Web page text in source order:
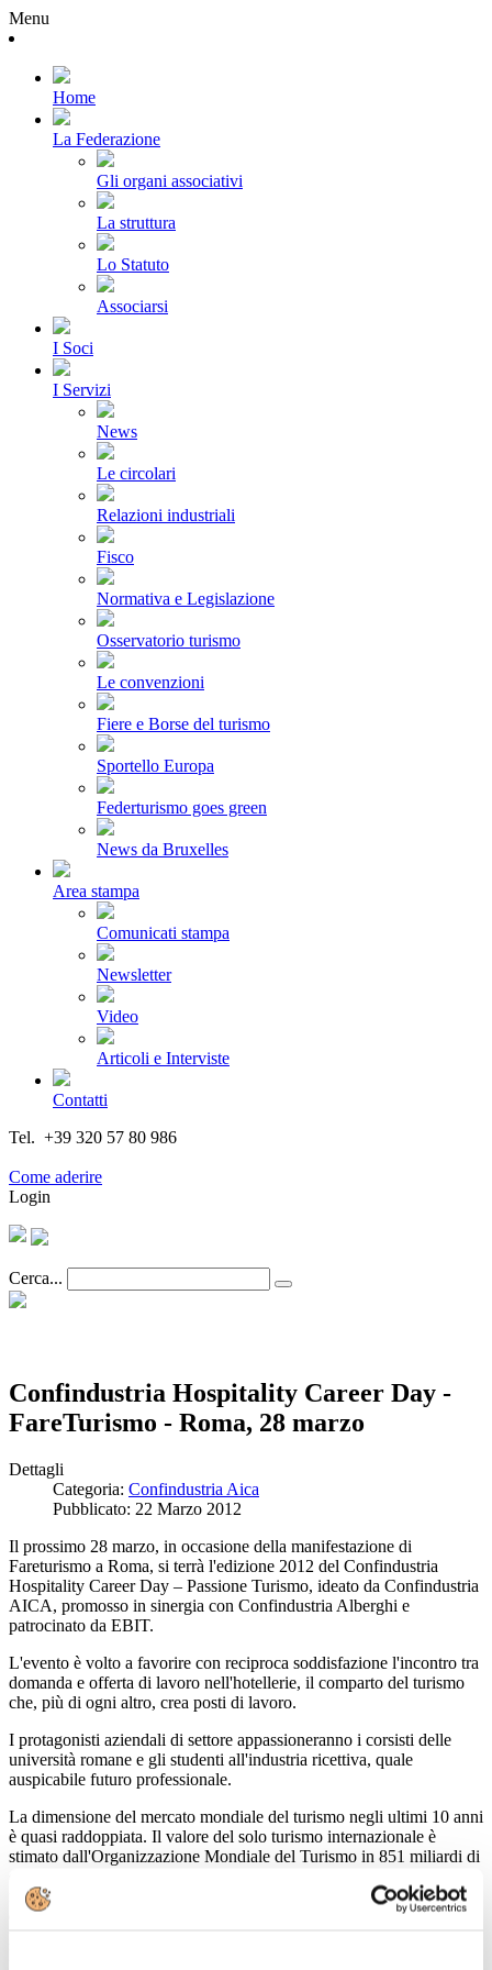
Menu
Home
La Federazione
Gli organi associativi
La struttura
Lo Statuto
Associarsi
I Soci
I Servizi
News
Le circolari
Relazioni industriali
Fisco
Normativa e Legislazione
Osservatorio turismo
Le convenzioni
Fiere e Borse del turismo
Sportello Europa
Federturismo goes green
News da Bruxelles
Area stampa
Comunicati stampa
Newsletter
Video
Articoli e Interviste
Contatti
Tel. +39 320 57 80 986
Come aderire
Login
Cerca...
Confindustria Hospitality Career Day -
FareTurismo - Roma, 28 marzo
Dettagli
Categoria: Confindustria Aica
Pubblicato: 22 Marzo 2012
Il prossimo 28 marzo, in occasione della manifestazione di
Fareturismo a Roma, si terrà l'edizione 2012 del Confindustria
Hospitality Career Day – Passione Turismo, ideato da Confindustria
AICA, promosso in sinergia con Confindustria Alberghi e
patrocinato da EBIT.
L'evento è volto a favorire con reciproca soddisfazione l'incontro tra
domanda e offerta di lavoro nell'hotellerie, il comparto del turismo
che, più di ogni altro, crea posti di lavoro.
I protagonisti aziendali di settore appassioneranno i corsisti delle
università romane e gli studenti all'industria ricettiva, quale
auspicabile futuro professionale.
La dimensione del mercato mondiale del turismo negli ultimi 10 anni
è quasi raddoppiata. Il valore del solo turismo internazionale è
stimato dall'Organizzazione Mondiale del Turismo in 851 miliardi di
imponente, dovuta ad una molteplicità di fattori e prevalentemente
dall'apertura di nuovi mercati. L'Italia in questo contesto è uno dei